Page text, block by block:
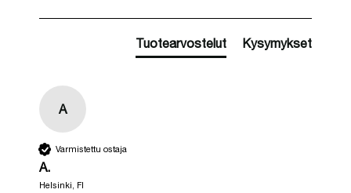
Tuotearvostelut Kysymykset
A
Varmistettu ostaja
A.
Helsinki, FI